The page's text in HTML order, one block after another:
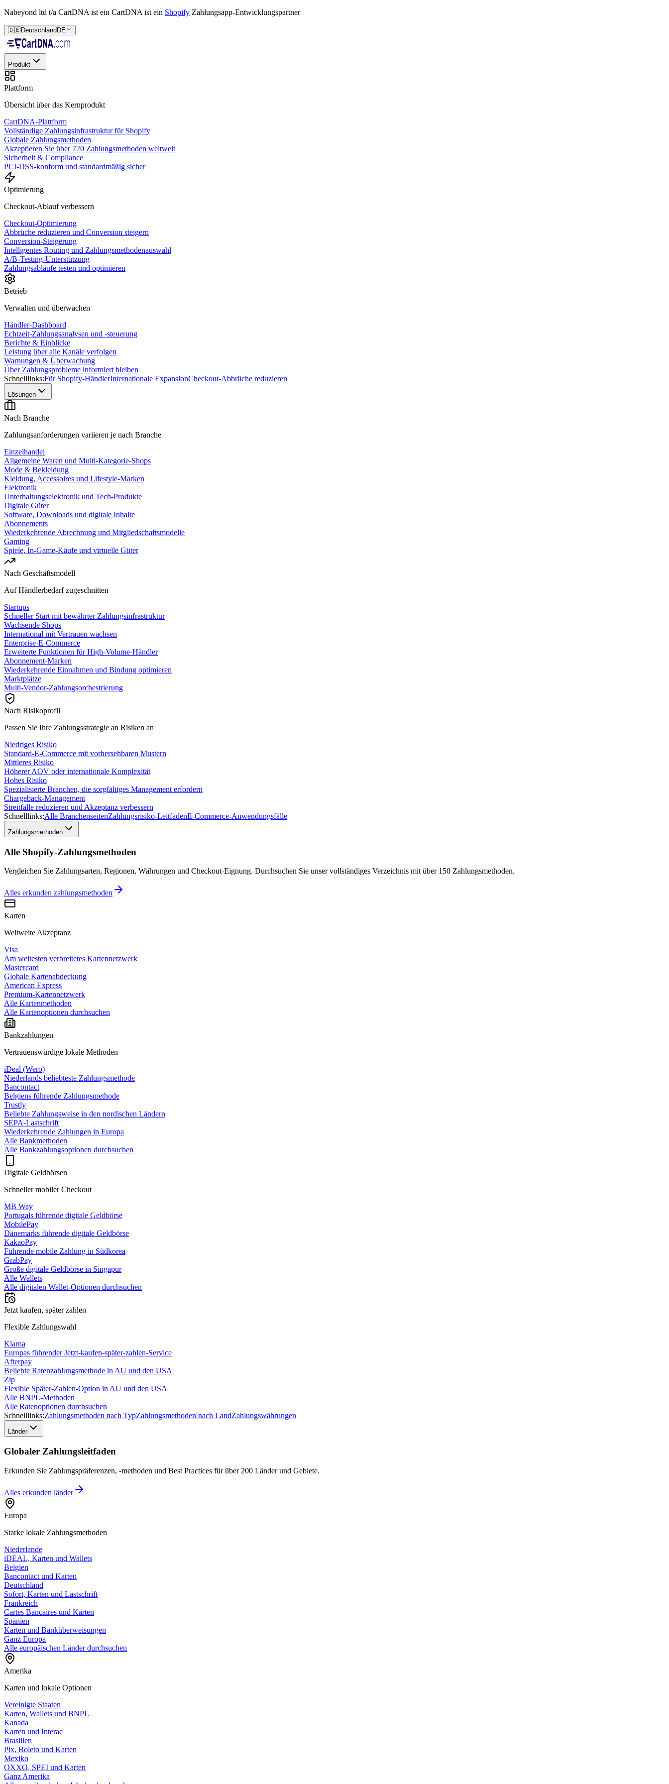
Nabeyond ltd t/a CartDNA ist ein CartDNA ist ein Shopify Zahlungsapp-Entwicklungspartner
🇩🇪Deutschland DE
Produkt
Plattform
Übersicht über das Kernprodukt
CartDNA-Plattform
Vollständige Zahlungsinfrastruktur für Shopify
Globale Zahlungsmethoden
Akzeptieren Sie über 720 Zahlungsmethoden weltweit
Sicherheit & Compliance
PCI-DSS-konform und standardmäßig sicher
Optimierung
Checkout-Ablauf verbessern
Checkout-Optimierung
Abbrüche reduzieren und Conversion steigern
Conversion-Steigerung
Intelligentes Routing und Zahlungsmethodenauswahl
A/B-Testing-Unterstützung
Zahlungsabläufe testen und optimieren
Betrieb
Verwalten und überwachen
Händler-Dashboard
Echtzeit-Zahlungsanalysen und -steuerung
Berichte & Einblicke
Leistung über alle Kanäle verfolgen
Warnungen & Überwachung
Über Zahlungsprobleme informiert bleiben
Schnelllinks:Für Shopify-HändlerInternationale ExpansionCheckout-Abbrüche reduzieren
Lösungen
Nach Branche
Zahlungsanforderungen variieren je nach Branche
Einzelhandel
Allgemeine Waren und Multi-Kategorie-Shops
Mode & Bekleidung
Kleidung, Accessoires und Lifestyle-Marken
Elektronik
Unterhaltungselektronik und Tech-Produkte
Digitale Güter
Software, Downloads und digitale Inhalte
Abonnements
Wiederkehrende Abrechnung und Mitgliedschaftsmodelle
Gaming
Spiele, In-Game-Käufe und virtuelle Güter
Nach Geschäftsmodell
Auf Händlerbedarf zugeschnitten
Startups
Schneller Start mit bewährter Zahlungsinfrastruktur
Wachsende Shops
International mit Vertrauen wachsen
Enterprise-E-Commerce
Erweiterte Funktionen für High-Volume-Händler
Abonnement-Marken
Wiederkehrende Einnahmen und Bindung optimieren
Marktplätze
Multi-Vendor-Zahlungsorchestrierung
Nach Risikoprofil
Passen Sie Ihre Zahlungsstrategie an Risiken an
Niedriges Risiko
Standard-E-Commerce mit vorhersehbaren Mustern
Mittleres Risiko
Höherer AOV oder internationale Komplexität
Hohes Risiko
Spezialisierte Branchen, die sorgfältiges Management erfordern
Chargeback-Management
Streitfälle reduzieren und Akzeptanz verbessern
Schnelllinks:Alle BranchenseitenZahlungsrisiko-LeitfadenE-Commerce-Anwendungsfälle
Zahlungsmethoden
Alle Shopify-Zahlungsmethoden
Vergleichen Sie Zahlungsarten, Regionen, Währungen und Checkout-Eignung. Durchsuchen Sie unser vollständiges Verzeichnis mit über 150 Zahlungsmethoden.
Alles erkunden zahlungsmethoden
Karten
Weltweite Akzeptanz
Visa
Am weitesten verbreitetes Kartennetzwerk
Mastercard
Globale Kartenabdeckung
American Express
Premium-Kartennetzwerk
Alle Kartenmethoden
Alle Kartenoptionen durchsuchen
Bankzahlungen
Vertrauenswürdige lokale Methoden
iDeal (Wero)
Niederlands beliebteste Zahlungsmethode
Bancontact
Belgiens führende Zahlungsmethode
Trustly
Beliebte Zahlungsweise in den nordischen Ländern
SEPA-Lastschrift
Wiederkehrende Zahlungen in Europa
Alle Bankmethoden
Alle Bankzahlungsoptionen durchsuchen
Digitale Geldbörsen
Schneller mobiler Checkout
MB Way
Portugals führende digitale Geldbörse
MobilePay
Dänemarks führende digitale Geldbörse
KakaoPay
Führende mobile Zahlung in Südkorea
GrabPay
Große digitale Geldbörse in Singapur
Alle Wallets
Alle digitalen Wallet-Optionen durchsuchen
Jetzt kaufen, später zahlen
Flexible Zahlungswahl
Klarna
Europas führender Jetzt-kaufen-später-zahlen-Service
Afterpay
Beliebte Ratenzahlungsmethode in AU und den USA
Zip
Flexible Später-Zahlen-Option in AU und den USA
Alle BNPL-Methoden
Alle Ratenoptionen durchsuchen
Schnelllinks:Zahlungsmethoden nach TypZahlungsmethoden nach LandZahlungswährungen
Länder
Globaler Zahlungsleitfaden
Erkunden Sie Zahlungspräferenzen, -methoden und Best Practices für über 200 Länder und Gebiete.
Alles erkunden länder
Europa
Starke lokale Zahlungsmethoden
Niederlande
iDEAL, Karten und Wallets
Belgien
Bancontact und Karten
Deutschland
Sofort, Karten und Lastschrift
Frankreich
Cartes Bancaires und Karten
Spanien
Karten und Banküberweisungen
Ganz Europa
Alle europäischen Länder durchsuchen
Amerika
Karten und lokale Optionen
Vereinigte Staaten
Karten, Wallets und BNPL
Kanada
Karten und Interac
Brasilien
Pix, Boleto und Karten
Mexiko
OXXO, SPEI und Karten
Ganz Amerika